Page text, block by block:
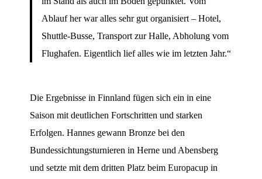
Ablauf her war alles sehr gut organisiert – Hotel,
Shuttle-Busse, Transport zur Halle, Abholung vom
Flughafen. Eigentlich lief alles wie im letzten Jahr.“
Die Ergebnisse in Finnland fügen sich ein in eine
Saison mit deutlichen Fortschritten und starken
Erfolgen. Hannes gewann Bronze bei den
Bundessichtungsturnieren in Herne und Abensberg
und setzte mit dem dritten Platz beim Europacup in